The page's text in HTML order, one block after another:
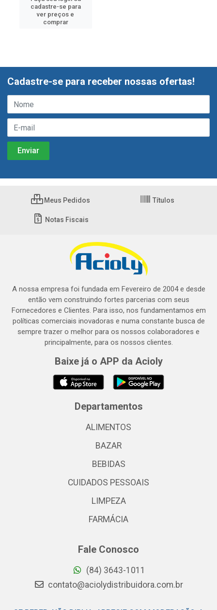
cadastre-se para
ver preços e
comprar
Cadastre-se para receber nossas ofertas!
Meus Pedidos Títulos
Notas Fiscais
A nossa empresa foi fundada em Fevereiro de 2004 e desde
então vem construindo fortes parcerias com seus
Fornecedores e Clientes. Para isso, nos fundamentamos em
políticas comerciais inovadoras e numa constante busca de
sempre trazer o melhor para os nossos colaboradores e
principalmente, para os nossos clientes.
Baixe já o APP da Acioly
Departamentos
ALIMENTOS
BAZAR
BEBIDAS
CUIDADOS PESSOAIS
LIMPEZA
FARMÁCIA
Fale Conosco
(84) 3643-1011
contato@aciolydistribuidora.com.br